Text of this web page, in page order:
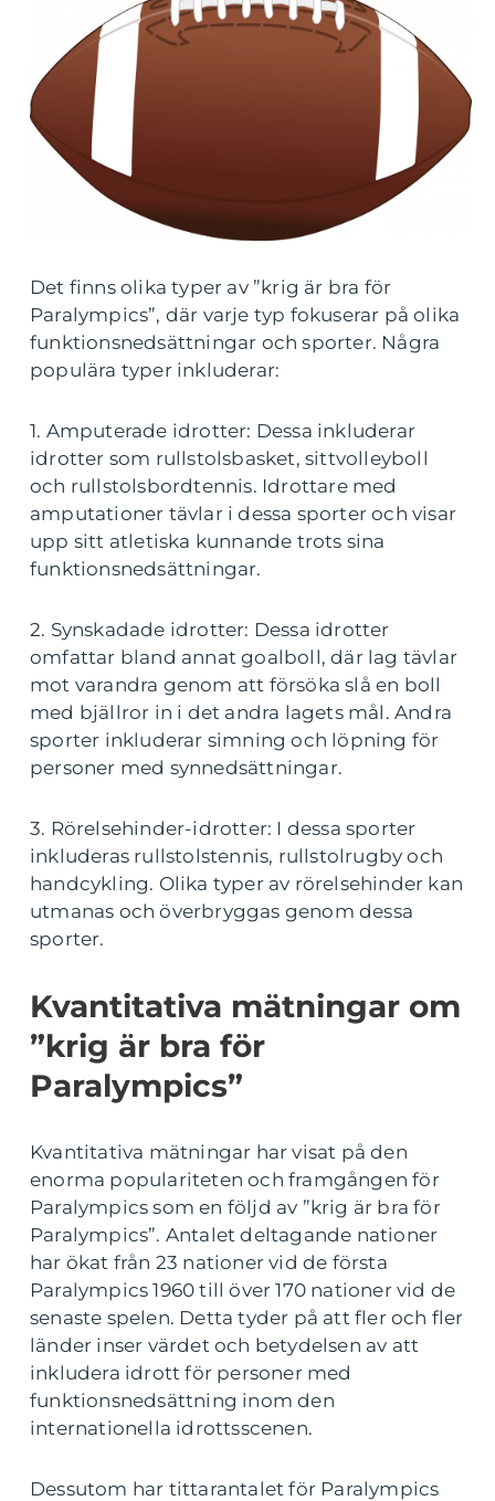
Det finns olika typer av ”krig är bra för
Paralympics”, där varje typ fokuserar på olika
funktionsnedsättningar och sporter. Några
populära typer inkluderar:
1. Amputerade idrotter: Dessa inkluderar
idrotter som rullstolsbasket, sittvolleyboll
och rullstolsbordtennis. Idrottare med
amputationer tävlar i dessa sporter och visar
upp sitt atletiska kunnande trots sina
funktionsnedsättningar.
2. Synskadade idrotter: Dessa idrotter
omfattar bland annat goalboll, där lag tävlar
mot varandra genom att försöka slå en boll
med bjällror in i det andra lagets mål. Andra
sporter inkluderar simning och löpning för
personer med synnedsättningar.
3. Rörelsehinder-idrotter: I dessa sporter
inkluderas rullstolstennis, rullstolrugby och
handcykling. Olika typer av rörelsehinder kan
utmanas och överbryggas genom dessa
sporter.
Kvantitativa mätningar om
”krig är bra för
Paralympics”
Kvantitativa mätningar har visat på den
enorma populariteten och framgången för
Paralympics som en följd av ”krig är bra för
Paralympics”. Antalet deltagande nationer
har ökat från 23 nationer vid de första
Paralympics 1960 till över 170 nationer vid de
senaste spelen. Detta tyder på att fler och fler
länder inser värdet och betydelsen av att
inkludera idrott för personer med
funktionsnedsättning inom den
internationella idrottsscenen.
Dessutom har tittarantalet för Paralympics